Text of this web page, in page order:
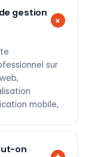
gestion
sur
mobile,
on